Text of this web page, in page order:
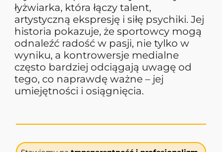
łyżwiarka, która łączy talent,
artystyczną ekspresję i siłę psychiki. Jej
historia pokazuje, że sportowcy mogą
odnaleźć radość w pasji, nie tylko w
wyniku, a kontrowersje medialne
często bardziej odciągają uwagę od
tego, co naprawdę ważne – jej
umiejętności i osiągnięcia.